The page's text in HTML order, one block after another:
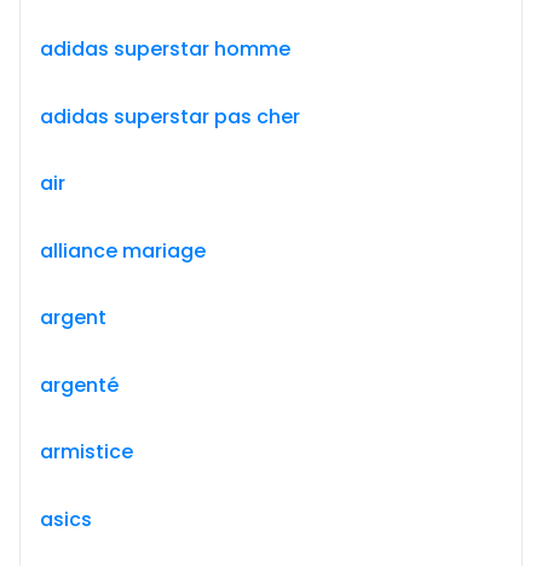
adidas superstar homme
adidas superstar pas cher
air
alliance mariage
argent
argenté
armistice
asics